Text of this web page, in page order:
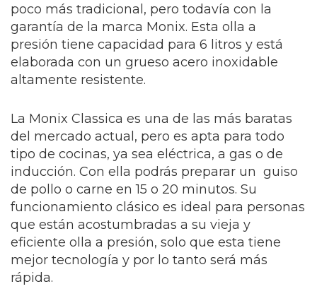
poco más tradicional, pero todavía con la
garantía de la marca Monix. Esta olla a
presión tiene capacidad para 6 litros y está
elaborada con un grueso acero inoxidable
altamente resistente.
La Monix Classica es una de las más baratas
del mercado actual, pero es apta para todo
tipo de cocinas, ya sea eléctrica, a gas o de
inducción. Con ella podrás preparar un guiso
de pollo o carne en 15 o 20 minutos. Su
funcionamiento clásico es ideal para personas
que están acostumbradas a su vieja y
eficiente olla a presión, solo que esta tiene
mejor tecnología y por lo tanto será más
rápida.